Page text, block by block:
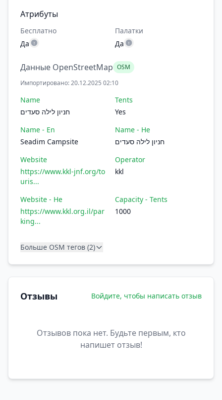
Атрибуты
Бесплатно
Да
Палатки
Да
Данные OpenStreetMap OSM
Импортировано: 20.12.2025 02:10
Name
חניון לילה סעדים
Tents
Yes
Name - En
Seadim Campsite
Name - He
חניון לילה סעדים
Website
https://www.kkl-jnf.org/to
uris...
Operator
kkl
Website - He
https://www.kkl.org.il/par
king...
Capacity - Tents
1000
Больше OSM тегов (2)
Отзывы Войдите, чтобы написать отзыв
Отзывов пока нет. Будьте первым, кто
напишет отзыв!